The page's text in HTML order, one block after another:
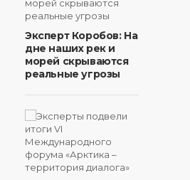
Эксперт Коробов: На
дне наших рек и
морей скрываются
реальные угрозы